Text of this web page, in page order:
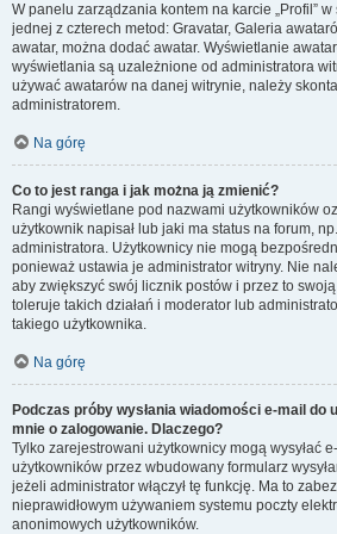
W panelu zarządzania kontem na karcie „Profil” w
jednej z czterech metod: Gravatar, Galeria
awatar, można dodać awatar. Wyświetlanie
wyświetlania są uzależnione od administratora
używać awatarów na danej witrynie, należy
administratorem.
Na górę
Co to jest ranga i jak można ją zmienić?
Rangi wyświetlane pod nazwami użytkowników
użytkownik napisał lub jaki ma status na forum,
administratora. Użytkownicy nie mogą
ponieważ ustawia je administrator witryny. Nie
aby zwiększyć swój licznik postów i przez to
toleruje takich działań i moderator lub
takiego użytkownika.
Na górę
Podczas próby wysłania wiadomości e-mail
mnie o zalogowanie. Dlaczego?
Tylko zarejestrowani użytkownicy mogą wysyłać
użytkowników przez wbudowany formularz
jeżeli administrator włączył tę funkcję. Ma to
nieprawidłowym używaniem systemu poczty
anonimowych użytkowników.